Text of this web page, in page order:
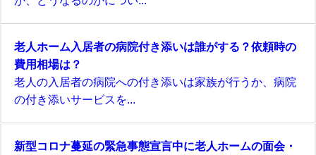
老人ホーム入居者の病院付き添いは誰がする？依頼時の
費用相場は？
老人の入居者の病院への付き添いは家族が行うか、病院
の付き添いサービスを...
新型コロナ蔓延の緊急事態宣言中に老人ホームの面会・